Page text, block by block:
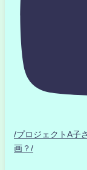
/プロジェクトA
画？/